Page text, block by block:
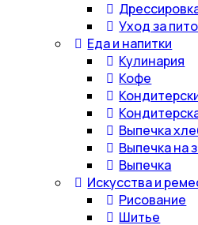
Уход за
Еда и напитки
Кулинария
Кофе
Выпечка
Выпечка на
Выпечка
Искусства и
Рисование
Шитье